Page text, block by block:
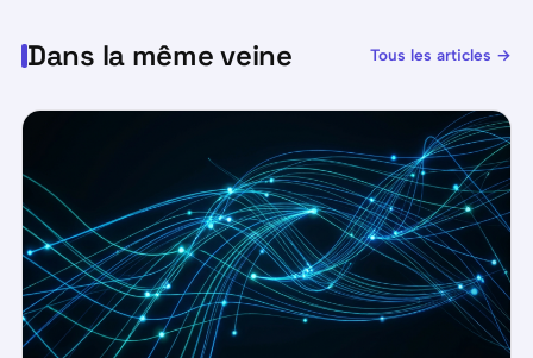
Dans la même veine Tous les articles →